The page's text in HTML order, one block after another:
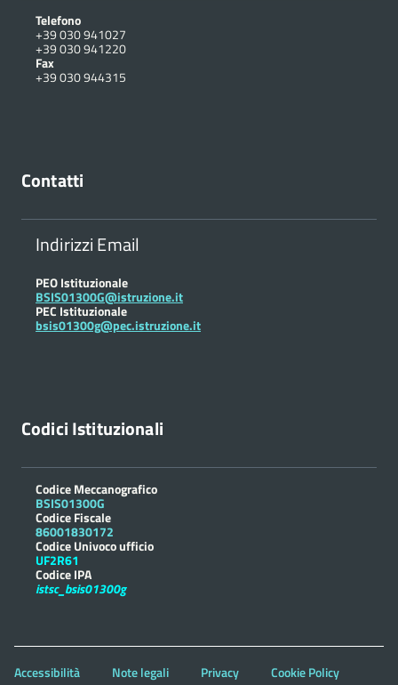
Telefono
+39 030 941027
+39 030 941220
Fax
+39 030 944315
Contatti
Indirizzi Email
PEO Istituzionale
BSIS01300G@istruzione.it
PEC Istituzionale
bsis01300g@pec.istruzione.it
Codici Istituzionali
Codice Meccanografico
BSIS01300G
Codice Fiscale
86001830172
Codice Univoco ufficio
UF2R61
Codice IPA
istsc_bsis01300g
Accessibilità Note legali Privacy
Cookie Policy